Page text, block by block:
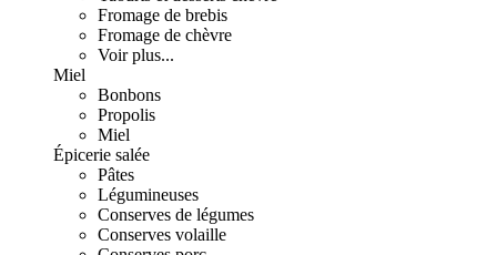
Fromage de brebis
Fromage de chèvre
Voir plus...
Miel
Bonbons
Propolis
Miel
Épicerie salée
Pâtes
Légumineuses
Conserves de légumes
Conserves volaille